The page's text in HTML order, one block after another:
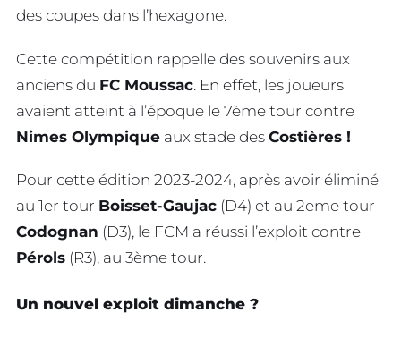
des coupes dans l’hexagone.
Cette compétition rappelle des souvenirs aux
anciens du FC Moussac. En effet, les joueurs
avaient atteint à l’époque le 7ème tour contre
Nimes Olympique aux stade des Costières !
Pour cette édition 2023-2024, après avoir éliminé
au 1er tour Boisset-Gaujac (D4) et au 2eme tour
Codognan (D3), le FCM a réussi l’exploit contre
Pérols (R3), au 3ème tour.
Un nouvel exploit dimanche ?